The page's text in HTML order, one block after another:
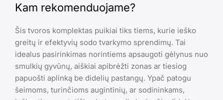
Kam rekomenduojame?
Šis tvoros komplektas puikiai tiks tiems, kurie ieško
greitų ir efektyvių sodo tvarkymo sprendimų. Tai
idealus pasirinkimas norintiems apsaugoti gėlynus nuo
smulkių gyvūnų, aiškiai apibrėžti zonas ar tiesiog
papuošti aplinką be didelių pastangų. Ypač patogu
šeimoms, turinčioms augintinių, ar sodininkams,